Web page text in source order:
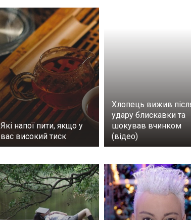
Які напої пити, якщо у
вас високий тиск
Хлопець вижив
удару блискавки та
шокував вчинком
(відео)